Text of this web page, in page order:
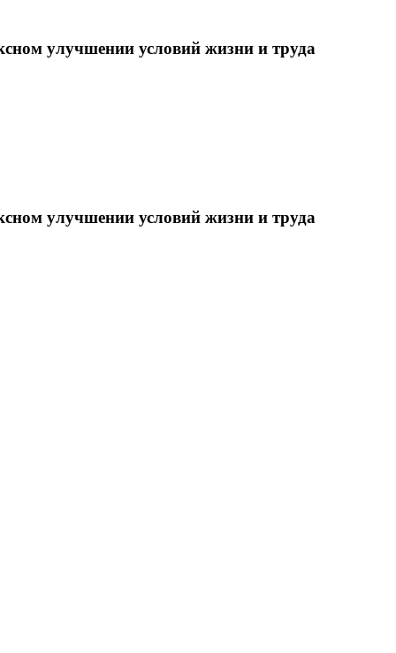
улучшении условий жизни и труда
улучшении условий жизни и труда